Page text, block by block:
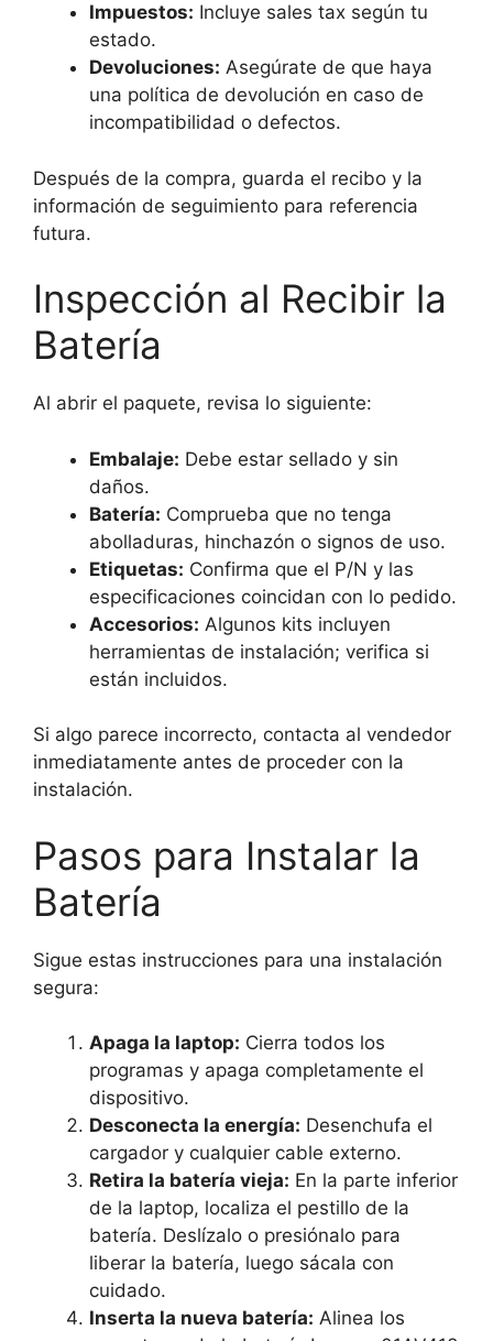
Impuestos: Incluye sales tax según tu
estado.
Devoluciones: Asegúrate de que haya
una política de devolución en caso de
incompatibilidad o defectos.
Después de la compra, guarda el recibo y la
información de seguimiento para referencia
futura.
Inspección al Recibir la
Batería
Al abrir el paquete, revisa lo siguiente:
Embalaje: Debe estar sellado y sin
daños.
Batería: Comprueba que no tenga
abolladuras, hinchazón o signos de uso.
Etiquetas: Confirma que el P/N y las
especificaciones coincidan con lo pedido.
Accesorios: Algunos kits incluyen
herramientas de instalación; verifica si
están incluidos.
Si algo parece incorrecto, contacta al vendedor
inmediatamente antes de proceder con la
instalación.
Pasos para Instalar la
Batería
Sigue estas instrucciones para una instalación
segura:
Apaga la laptop: Cierra todos los
programas y apaga completamente el
dispositivo.
Desconecta la energía: Desenchufa el
cargador y cualquier cable externo.
Retira la batería vieja: En la parte inferior
de la laptop, localiza el pestillo de la
batería. Deslízalo o presiónalo para
liberar la batería, luego sácala con
cuidado.
Inserta la nueva batería: Alinea los